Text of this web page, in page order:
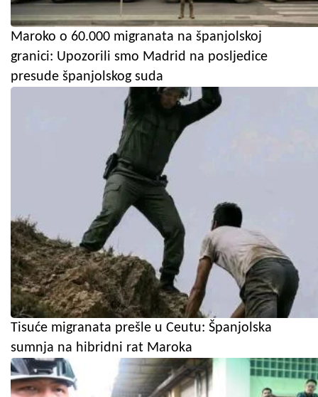
Maroko o 60.000 migranata na španjolskoj
granici: Upozorili smo Madrid na posljedice
presude španjolskog suda
Tisuće migranata prešle u Ceutu: Španjolska
sumnja na hibridni rat Maroka